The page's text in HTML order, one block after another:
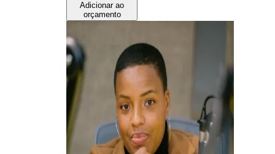
Adicionar ao
orçamento